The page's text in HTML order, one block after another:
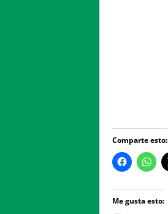
Comparte esto:
Me gusta esto: